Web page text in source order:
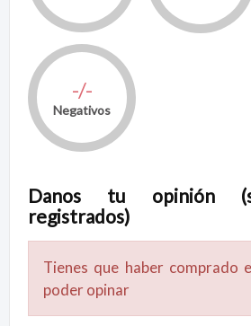
-/-
Negativos
Danos tu opinión
registrados)
Tienes que haber comprado
poder opinar